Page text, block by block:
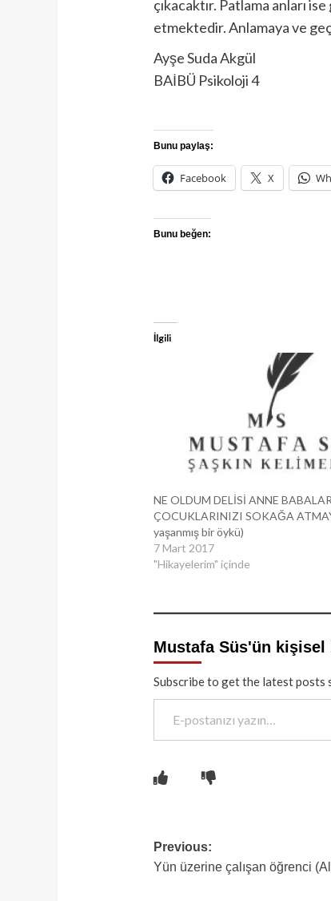
çıkacaktır. Patlama anları
etmektedir. Anlamaya ve
Ayşe Suda Akgül
BAİBÜ Psikoloji 4
Bunu paylaş:
Facebook X
Bunu beğen:
İlgili
NE OLDUM DELİSİ ANNE
ÇOCUKLARINIZI SOKAĞA
yaşanmış bir öykü)
7 Mart 2017
"Hikayelerim" içinde
Mustafa Süs'ün
Subscribe to get the latest posts
E-postanızı yazın…
Post
navigation
Previous:
Yün üzerine çalışan öğrenci